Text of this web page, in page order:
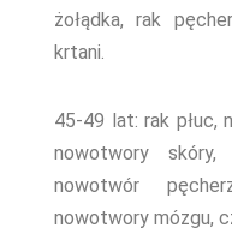
żołądka, rak
krtani.
45-49 lat: rak płuc,
nowotwory
nowotwór
nowotwory mózgu,